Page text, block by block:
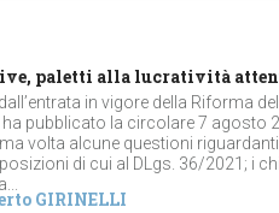
paletti alla lucratività
in vigore della Riforma
ha pubblicato la circolare 7 agosto
volta alcune questioni
di cui al DLgs. 36/2021; i
GIRINELLI